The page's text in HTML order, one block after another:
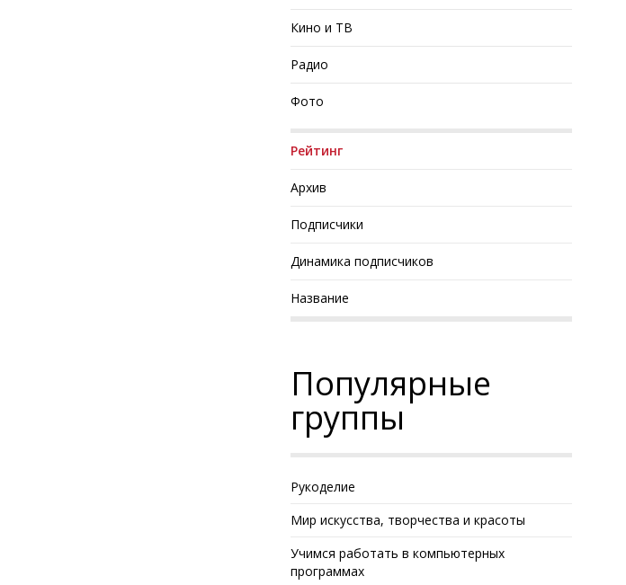
Кино и ТВ
Радио
Фото
Рейтинг
Архив
Подписчики
Динамика подписчиков
Название
Популярные
группы
Рукоделие
Мир искусства, творчества и красоты
Учимся работать в компьютерных
программах